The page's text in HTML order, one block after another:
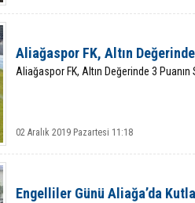
Aliağaspor FK, Altın
Aliağaspor FK, Altın Değerinde 3 Puanın
02 Aralık 2019 Pazartesi 11:18
Engelliler Günü Aliağa’da